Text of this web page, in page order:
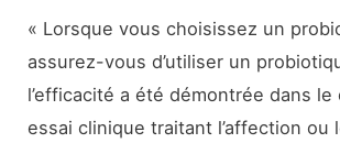
« Lorsque vous choisissez un
assurez-vous d’utiliser un
l’efficacité a été démontrée dans le
essai clinique traitant l’affection ou